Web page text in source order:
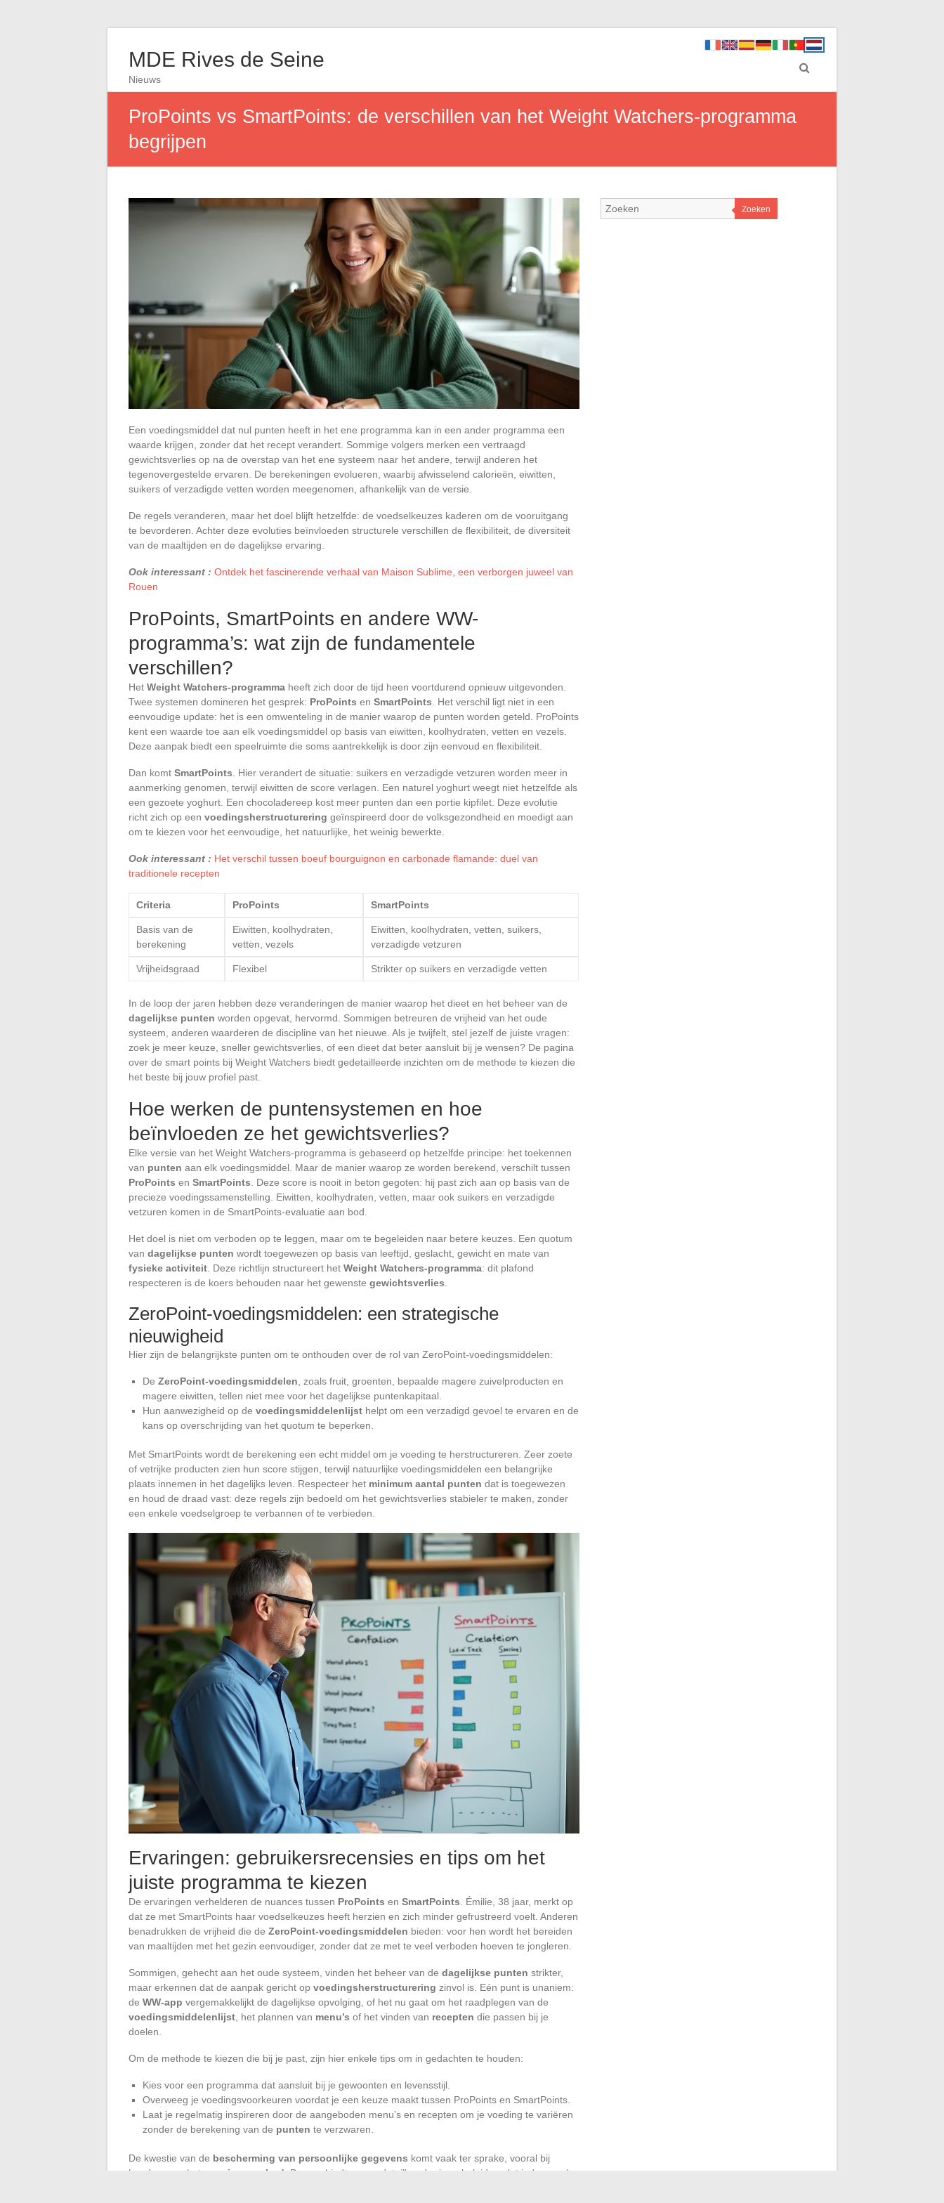
MDE Rives de Seine
Nieuws
ProPoints vs SmartPoints: de verschillen van het Weight Watchers-programma
begrijpen
Een voedingsmiddel dat nul punten heeft in het ene programma kan in een ander programma een
waarde krijgen, zonder dat het recept verandert. Sommige volgers merken een vertraagd
gewichtsverlies op na de overstap van het ene systeem naar het andere, terwijl anderen het
tegenovergestelde ervaren. De berekeningen evolueren, waarbij afwisselend calorieën, eiwitten,
suikers of verzadigde vetten worden meegenomen, afhankelijk van de versie.
De regels veranderen, maar het doel blijft hetzelfde: de voedselkeuzes kaderen om de vooruitgang
te bevorderen. Achter deze evoluties beïnvloeden structurele verschillen de flexibiliteit, de diversiteit
van de maaltijden en de dagelijkse ervaring.
Ook interessant : Ontdek het fascinerende verhaal van Maison Sublime, een verborgen juweel van
Rouen
ProPoints, SmartPoints en andere WW-
programma’s: wat zijn de fundamentele
verschillen?
Het Weight Watchers-programma heeft zich door de tijd heen voortdurend opnieuw uitgevonden.
Twee systemen domineren het gesprek: ProPoints en SmartPoints . Het verschil ligt niet in een
eenvoudige update: het is een omwenteling in de manier waarop de punten worden geteld. ProPoints
kent een waarde toe aan elk voedingsmiddel op basis van eiwitten, koolhydraten, vetten en vezels.
Deze aanpak biedt een speelruimte die soms aantrekkelijk is door zijn eenvoud en flexibiliteit.
Dan komt SmartPoints . Hier verandert de situatie: suikers en verzadigde vetzuren worden meer in
aanmerking genomen, terwijl eiwitten de score verlagen. Een naturel yoghurt weegt niet hetzelfde als
een gezoete yoghurt. Een chocoladereep kost meer punten dan een portie kipfilet. Deze evolutie
richt zich op een voedingsherstructurering geïnspireerd door de volksgezondheid en moedigt aan
om te kiezen voor het eenvoudige, het natuurlijke, het weinig bewerkte.
Ook interessant : Het verschil tussen boeuf bourguignon en carbonade flamande: duel van
traditionele recepten
Criteria ProPoints SmartPoints
Basis van de
berekening
Eiwitten, koolhydraten,
vetten, vezels
Eiwitten, koolhydraten, vetten, suikers,
verzadigde vetzuren
Vrijheidsgraad Flexibel Strikter op suikers en verzadigde vetten
In de loop der jaren hebben deze veranderingen de manier waarop het dieet en het beheer van de
dagelijkse punten worden opgevat, hervormd. Sommigen betreuren de vrijheid van het oude
systeem, anderen waarderen de discipline van het nieuwe. Als je twijfelt, stel jezelf de juiste vragen:
zoek je meer keuze, sneller gewichtsverlies, of een dieet dat beter aansluit bij je wensen? De pagina
over de smart points bij Weight Watchers biedt gedetailleerde inzichten om de methode te kiezen die
het beste bij jouw profiel past.
Hoe werken de puntensystemen en hoe
beïnvloeden ze het gewichtsverlies?
Elke versie van het Weight Watchers-programma is gebaseerd op hetzelfde principe: het toekennen
van punten aan elk voedingsmiddel. Maar de manier waarop ze worden berekend, verschilt tussen
ProPoints en SmartPoints . Deze score is nooit in beton gegoten: hij past zich aan op basis van de
precieze voedingssamenstelling. Eiwitten, koolhydraten, vetten, maar ook suikers en verzadigde
vetzuren komen in de SmartPoints-evaluatie aan bod.
Het doel is niet om verboden op te leggen, maar om te begeleiden naar betere keuzes. Een quotum
van dagelijkse punten wordt toegewezen op basis van leeftijd, geslacht, gewicht en mate van
fysieke activiteit . Deze richtlijn structureert het Weight Watchers-programma: dit plafond
respecteren is de koers behouden naar het gewenste gewichtsverlies
ZeroPoint-voedingsmiddelen: een strategische
nieuwigheid
Hier zijn de belangrijkste punten om te onthouden over de rol van ZeroPoint-voedingsmiddelen:
De ZeroPoint-voedingsmiddelen , zoals fruit, groenten, bepaalde magere zuivelproducten en
magere eiwitten, tellen niet mee voor het dagelijkse puntenkapitaal.
Hun aanwezigheid op de voedingsmiddelenlijst helpt om een verzadigd gevoel te ervaren en de
kans op overschrijding van het quotum te beperken.
Met SmartPoints wordt de berekening een echt middel om je voeding te herstructureren. Zeer zoete
of vetrijke producten zien hun score stijgen, terwijl natuurlijke voedingsmiddelen een belangrijke
plaats innemen in het dagelijks leven. Respecteer het minimum aantal punten dat is toegewezen
en houd de draad vast: deze regels zijn bedoeld om het gewichtsverlies stabieler te maken, zonder
een enkele voedselgroep te verbannen of te verbieden.
Ervaringen: gebruikersrecensies en tips om het
juiste programma te kiezen
De ervaringen verhelderen de nuances tussen ProPoints en SmartPoints . Émilie, 38 jaar, merkt op
dat ze met SmartPoints haar voedselkeuzes heeft herzien en zich minder gefrustreerd voelt. Anderen
benadrukken de vrijheid die de ZeroPoint-voedingsmiddelen bieden: voor hen wordt het bereiden
van maaltijden met het gezin eenvoudiger, zonder dat ze met te veel verboden hoeven te jongleren.
Sommigen, gehecht aan het oude systeem, vinden het beheer van de dagelijkse punten strikter,
maar erkennen dat de aanpak gericht op voedingsherstructurering zinvol is. Eén punt is unaniem:
de WW-app vergemakkelijkt de dagelijkse opvolging, of het nu gaat om het raadplegen van de
voedingsmiddelenlijst , het plannen van menu’s of het vinden van recepten die passen bij je
doelen.
Om de methode te kiezen die bij je past, zijn hier enkele tips om in gedachten te houden:
Kies voor een programma dat aansluit bij je gewoonten en levensstijl.
Overweeg je voedingsvoorkeuren voordat je een keuze maakt tussen ProPoints en SmartPoints.
Laat je regelmatig inspireren door de aangeboden menu’s en recepten om je voeding te variëren
zonder de berekening van de punten te verzwaren.
De kwestie van de bescherming van persoonlijke gegevens komt vaak ter sprake, vooral bij
houders van het
premium aanbod . De app biedt een gedetailleerd privacybeleid, zodat iedereen de
Zoeken